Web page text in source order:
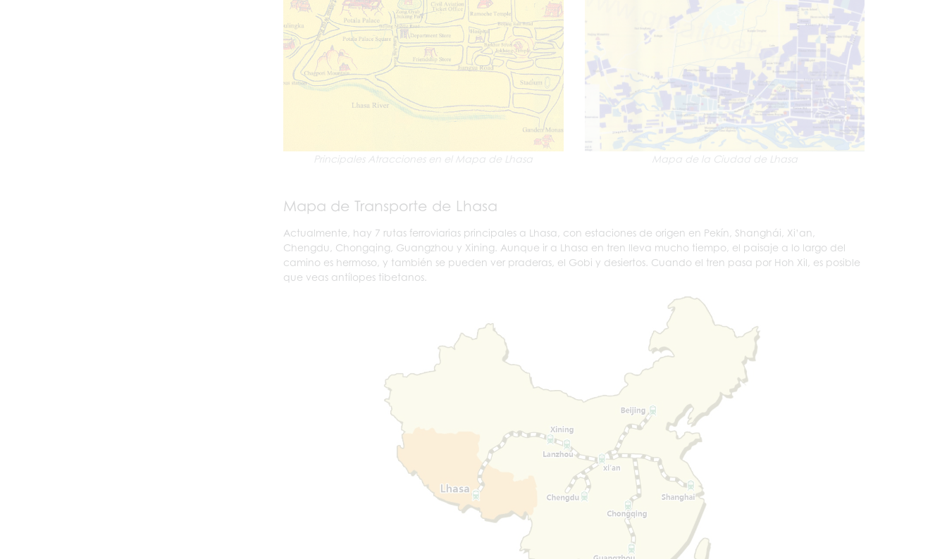
Principales Atracciones en el Mapa de Lhasa Mapa de la Ciudad de Lhasa
Mapa de Transporte de Lhasa
Actualmente, hay 7 rutas ferroviarias principales a Lhasa, con estaciones de origen en Pekín, Shanghái, Xi’an,
Chengdu, Chongqing, Guangzhou y Xining. Aunque ir a Lhasa en tren lleva mucho tiempo, el paisaje a lo largo del
camino es hermoso, y también se pueden ver praderas, el Gobi y desiertos. Cuando el tren pasa por Hoh Xil, es posible
que veas antílopes tibetanos.